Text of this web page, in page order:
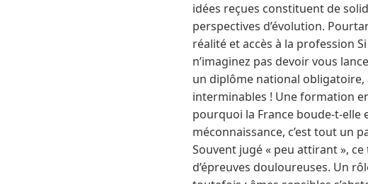
idées reçues constituent de
perspectives d’évolution.
réalité et accès à la profession
n’imaginez pas devoir vous
un diplôme national obligatoire,
interminables ! Une formation
pourquoi la France boude-t-elle
méconnaissance, c’est tout un
Souvent jugé « peu attirant »,
d’épreuves douloureuses. Un